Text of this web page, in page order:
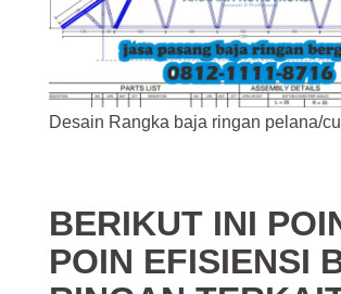
Desain Rangka baja ringan pelana/
BERIKUT INI
POIN EFISIENSI